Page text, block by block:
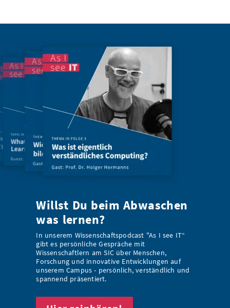
Willst Du beim Abwaschen
was lernen?
In unserem Wissenschaftspodcast "As I see IT“
gibt es persönliche Gespräche mit
Wissenschaftlern am SIC über Menschen,
Forschung und innovative Entwicklungen auf
unserem Campus - persönlich, verständlich und
spannend präsentiert.